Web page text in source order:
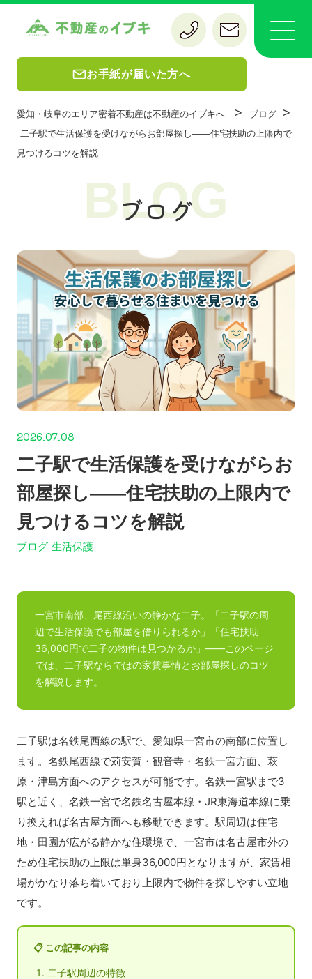
お手紙が届いた方へ
愛知・岐阜のエリア密着不動産は不動産のイブキへ > ブログ >
二子駅で生活保護を受けながらお部屋探し——住宅扶助の上限内で
見つけるコツを解説
ブログ
BLOG
2026.07.08
二子駅で生活保護を受けながらお
部屋探し——住宅扶助の上限内で
見つけるコツを解説
ブログ 生活保護
一宮市南部、尾西線沿いの静かな二子。「二子駅の周
辺で生活保護でも部屋を借りられるか」「住宅扶助
36,000円で二子の物件は見つかるか」——このページ
では、二子駅ならではの家賃事情とお部屋探しのコツ
を解説します。
二子駅は名鉄尾西線の駅で、愛知県一宮市の南部に位置し
ます。名鉄尾西線で苅安賀・観音寺・名鉄一宮方面、萩
原・津島方面へのアクセスが可能です。名鉄一宮駅まで3
駅と近く、名鉄一宮で名鉄名古屋本線・JR東海道本線に乗
り換えれば名古屋方面へも移動できます。駅周辺は住宅
地・田園が広がる静かな住環境で、一宮市は名古屋市外の
ため住宅扶助の上限は単身36,000円となりますが、家賃相
場がかなり落ち着いており上限内で物件を探しやすい立地
です。
📋 この記事の内容
二子駅周辺の特徴